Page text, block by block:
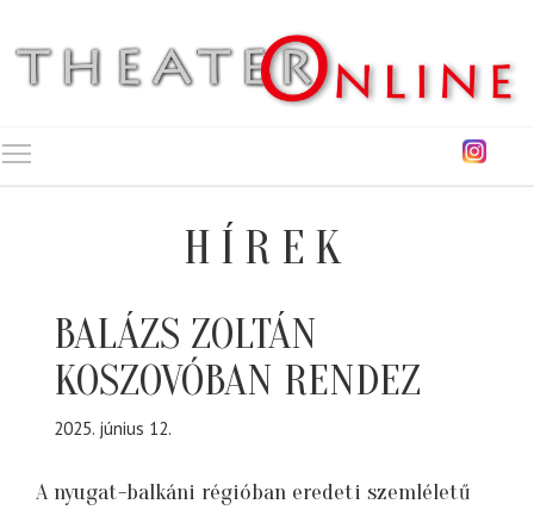
HÍREK
BALÁZS ZOLTÁN
KOSZOVÓBAN RENDEZ
2025. június 12.
A nyugat-balkáni régióban eredeti szemléletű